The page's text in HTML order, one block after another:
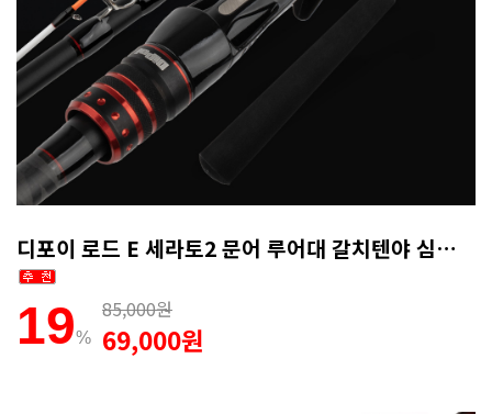
디포이 로드 E 세라토2 문어 루어대 갈치텐야 심해갑오징어로드 165MH
19%
85,000원
69,000원